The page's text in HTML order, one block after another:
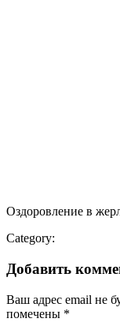
Оздоровление в
Category:
Добавить
Ваш адрес email не
помечены *